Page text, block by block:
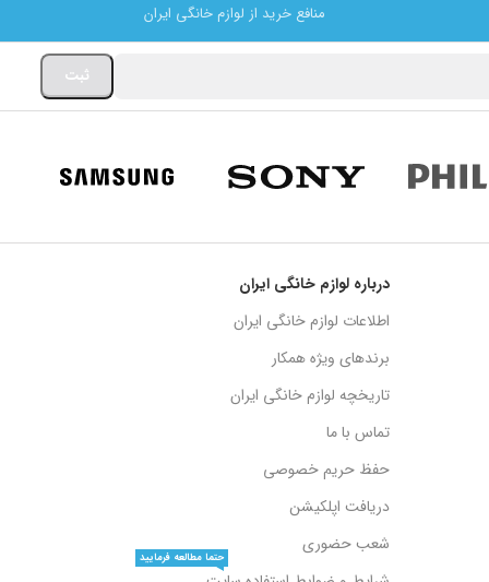
منافع خرید از لوازم خانگی ایران
درباره لوازم خانگی ایران
اطلاعات لوازم خانگی ایران
برندهای ویژه همکار
تاریخچه لوازم خانگی ایران
تماس با ما
حفظ حریم خصوصی
دریافت اپلکیشن
شعب حضوری
حتما مطالعه فرمایید